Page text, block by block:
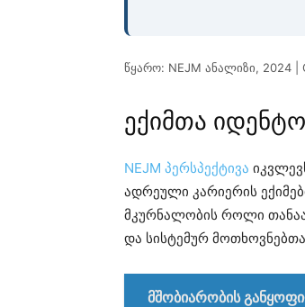
წყარო: NEJM ანალიზი, 2024 |
ექიმთა
NEJM პერსპექტივა
ადრეული კარიერის
მკურნალობის როლი
და სისტემურ
მშობიარობის